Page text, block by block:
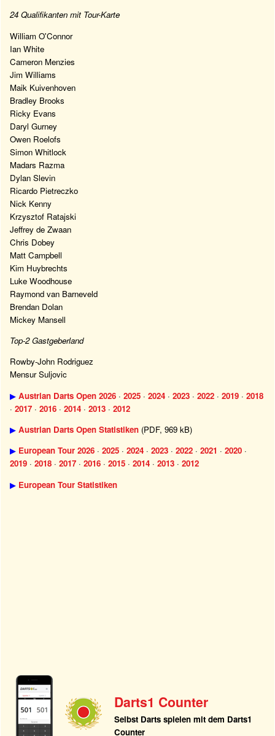
24 Qualifikanten mit Tour-Karte
William O'Connor
Ian White
Cameron Menzies
Jim Williams
Maik Kuivenhoven
Bradley Brooks
Ricky Evans
Daryl Gurney
Owen Roelofs
Simon Whitlock
Madars Razma
Dylan Slevin
Ricardo Pietreczko
Nick Kenny
Krzysztof Ratajski
Jeffrey de Zwaan
Chris Dobey
Matt Campbell
Kim Huybrechts
Luke Woodhouse
Raymond van Barneveld
Brendan Dolan
Mickey Mansell
Top-2 Gastgeberland
Rowby-John Rodriguez
Mensur Suljovic
▶ Austrian Darts Open 2026 · 2025 · 2024 · 2023 · 2022 · 2019 · 2018
· 2017 · 2016 · 2014 · 2013 · 2012
▶ Austrian Darts Open Statistiken (PDF, 969 kB)
▶ European Tour 2026 · 2025 · 2024 · 2023 · 2022 · 2021 · 2020 ·
2019 · 2018 · 2017 · 2016 · 2015 · 2014 · 2013 · 2012
▶ European Tour Statistiken
Darts1 Counter
Selbst Darts spielen mit dem Darts1
Counter